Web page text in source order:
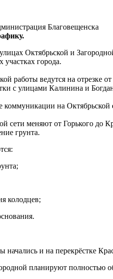
Благовещенска
Октябрьской и
участках города.
работы ведутся на
с улицами Калинина и
коммуникации на Октябрьской
сети меняют от Горького до
грунта.
колодцев;
начались и на перекрёстке
планируют полностью